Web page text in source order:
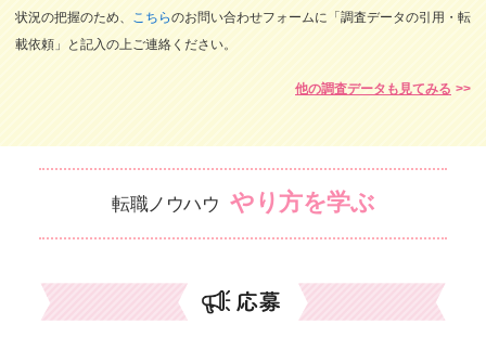
状況の把握のため、 こちらのお問い合わせフォームに「調査データの引用・転
載依頼」と記入の上ご連絡ください。
他の調査データも見てみる
転職ノウハウ やり方を学ぶ